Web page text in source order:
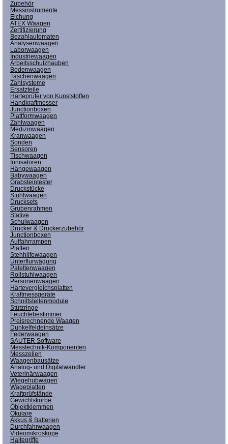
Zubehör
Messinstrumente
Eichung
ATEX Waagen
Zertifizierung
Bezahlautomaten
Analysenwaagen
Laborwaagen
Industriewaagen
Arbeitsschutzhauben
Bodenwaagen
Taschenwaagen
Zählsysteme
Ersatzteile
Härteprüfer von Kunststoffen
Handkraftmesser
Junctionboxen
Plattformwaagen
Zählwaagen
Medizinwaagen
Kranwaagen
Sonden
Sensoren
Tischwaagen
Ionisatoren
Hängewaagen
Babywaagen
Grabsteintester
Druckstücke
Stuhlwaagen
Drucksets
Grubenrahmen
Stative
Schulwaagen
Drucker & Druckerzubehör
Junctionboxen
Auffahrrampen
Platten
Stehhilfewaagen
Unterflurwägung
Palettenwaagen
Rollstuhlwaagen
Personenwaagen
Härtevergleichsplatten
Kraftmessgeräte
Schnittstellenmodule
Stützringe
Feuchtebestimmer
Preisrechnende Waagen
Dunkelfeldeinsätze
Federwaagen
SAUTER Software
Messtechnik-Komponenten
Messzellen
Waagenbausätze
Analog- und Digitalwandler
Veterinärwaagen
Wiegehubwagen
Wägeplatten
Kraftprüfstände
Gewichtskörbe
Objektklemmen
Okulare
Akkus & Batterien
Durchfahrwaagen
Videomikroskope
Haltegriffe